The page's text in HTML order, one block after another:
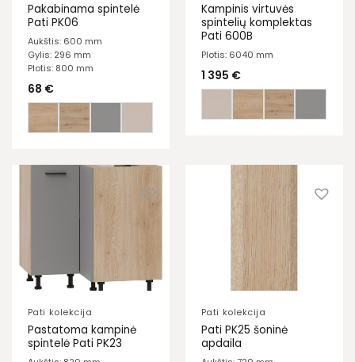
Pakabinama spintelė
Pati PK06
Aukštis: 600 mm
Gylis: 296 mm
Plotis: 800 mm
68 €
Kampinis virtuvės
spintelių komplektas
Pati 600B
Plotis: 6040 mm
1 395 €
Pati kolekcija
Pastatoma kampinė
spintelė Pati PK23
Pati kolekcija
Pati PK25 šoninė
apdaila